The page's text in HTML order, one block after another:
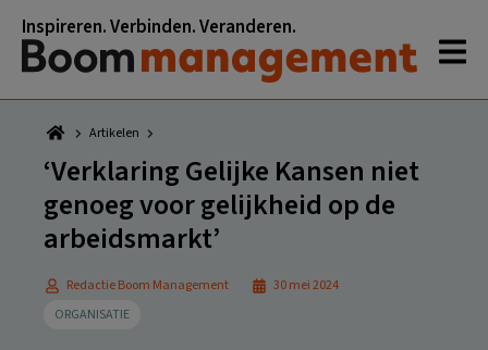
naar
hoofdnavigatie
naar
hoofd
inhoud
naar
eerste
sidebar
naar
voettekst
Inspireren. Verbinden. Veranderen.
Artikelen
‘Verklaring Gelijke Kansen niet
genoeg voor gelijkheid op de
arbeidsmarkt’
Redactie Boom Management
30 mei 2024
ORGANISATIE